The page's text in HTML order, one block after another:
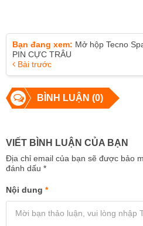
Bạn đang xem: Mở hộp Tecno
PIN CỰC TRÂU
Bài trước
BÌNH LUẬN (0)
VIẾT BÌNH LUẬN CỦA BẠN
Địa chỉ email của bạn sẽ được bảo
đánh dấu *
Nội dung *